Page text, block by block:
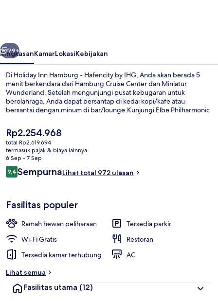
by
IHG
Berikutnya
79+
RingkasanKamarLokasiKebijakan
Di Holiday Inn Hamburg - Hafencity by IHG, Anda akan berada 5
menit berkendara dari Hamburg Cruise Center dan Miniatur
Wunderland. Setelah mengunjungi pusat kebugaran untuk
berolahraga, Anda dapat bersantap di kedai kopi/kafe atau
bersantai dengan minum di bar/lounge.Kunjungi Elbe Philharmonic
hotel mewah ini.Para traveler menyukai staf. Transportasi umum
berada tidak jauh: Stasiun HafenCity Universität berjarak 3 menit
dan Stasiun Überseequartier berjarak 6 menit.
Harga
saat
ini
Rp2.254.968
Rp2.254.968
total Rp2.619.694
termasuk pajak & biaya lainnya
6 Sep - 7 Sep
Ulasan
9,49,4 dari 10
SempurnaLihat total 972 ulasan
Fasilitas populer
Ramah hewan peliharaan
Tersedia parkir
Wi-Fi Gratis
Restoran
Tersedia kamar terhubung
AC
Lihat semua
Fasilitas utama (12)